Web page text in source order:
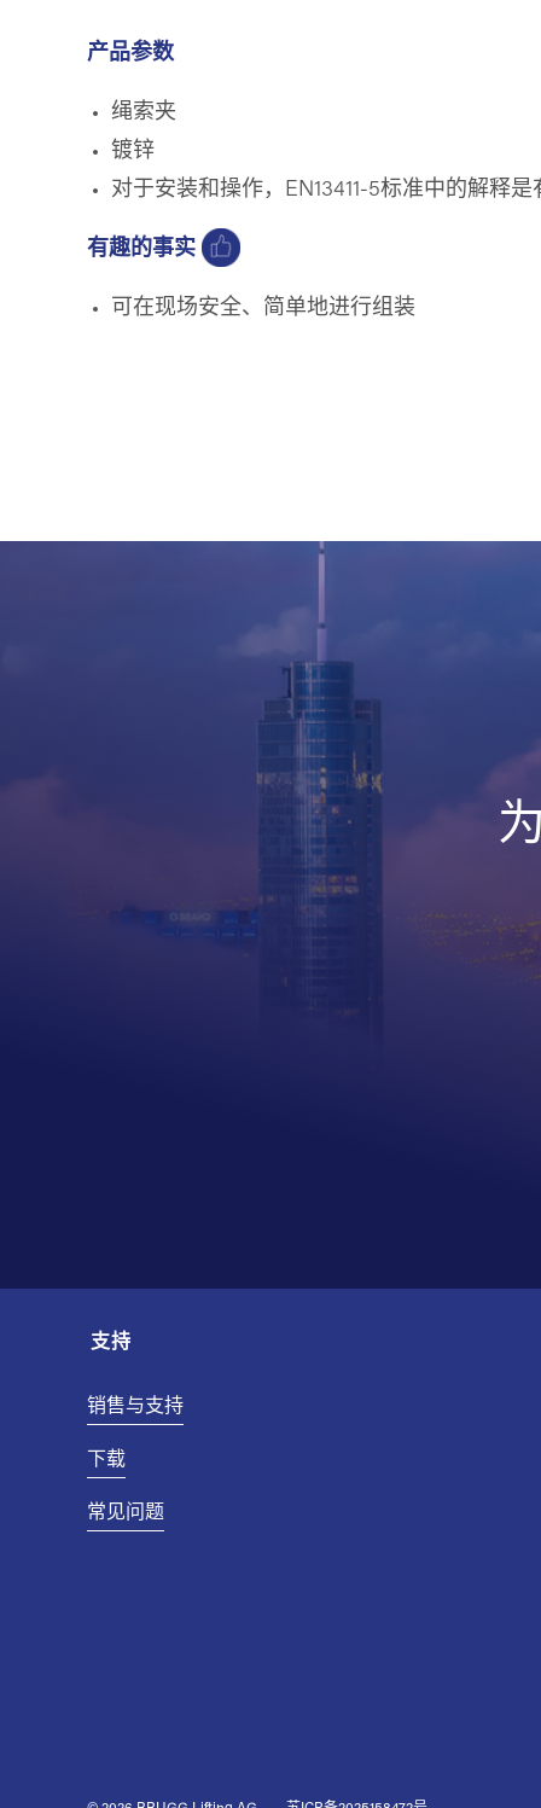
产品参数
绳索夹
镀锌
对于安装和操作，EN13411-5标准中的解释是
有趣的事实
可在现场安全、简单地进行组装
支持
销售与支持
下载
常见问题